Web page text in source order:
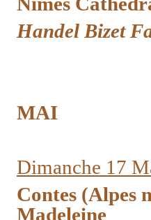
Handel Bizet
MAI
Dimanche 17
Contes (Alpes
Madeleine